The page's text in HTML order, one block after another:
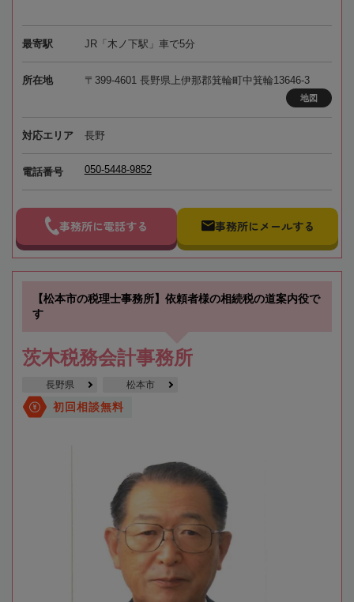
最寄駅 JR「木ノ下駅」車で5分
所在地 〒399-4601 長野県上伊那郡箕輪町中箕輪13646-3
地図
対応エリア 長野
電話番号 050-5448-9852
事務所に電話する 事務所にメールする
【松本市の税理士事務所】依頼者様の相続税の道案内役で
す
茨木税務会計事務所
長野県 松本市
初回相談無料